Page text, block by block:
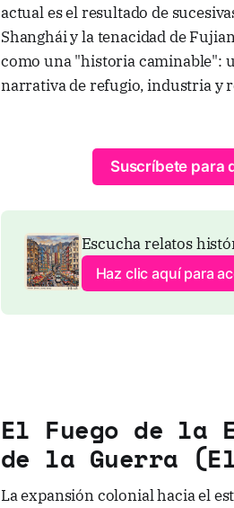
actual es el resultado de
Shanghái y la tenacidad de
como una "historia caminable":
narrativa de refugio, industria y
Suscríbete para
Escucha relatos
Haz clic aquí para
El Fuego de la
de la Guerra
La expansión colonial hacia el